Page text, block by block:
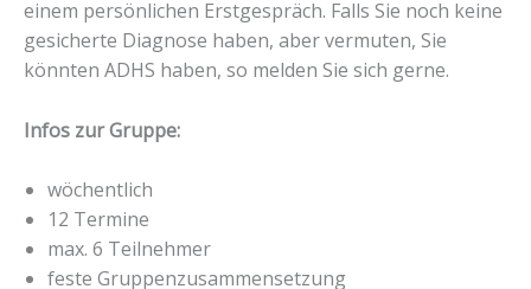
einem persönlichen Erstgespräch. Falls Sie noch keine
gesicherte Diagnose haben, aber vermuten, Sie
könnten ADHS haben, so melden Sie sich gerne.
Infos zur Gruppe:
wöchentlich
12 Termine
max. 6 Teilnehmer
feste Gruppenzusammensetzung